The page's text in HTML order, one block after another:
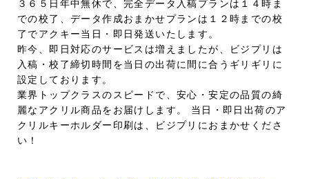
３６５日年中無休で、完全データ入稿プランは１４時ま
での校了、データ作成おまかせプランは１２時までの校
了でアクキー当日・即日発送いたします。
昨今、即日対応のサービスは増えましたが、ビジプリは
入稿・校了締切時間を当日の出荷に間に合うギリギリに
設定しております。
業界トップクラスのスピードで、安心・安定の品質の綺
麗なアクリル商品をお届けします。 当日・即日出荷のア
クリルキーホルダー印刷 は、ビジプリにおまかせくださ
い！